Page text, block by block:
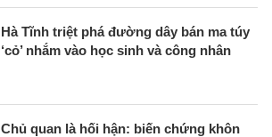
Hà Tĩnh triệt phá đường dây bán ma túy
‘cỏ’ nhắm vào học sinh và công nhân
Chủ quan là hối hận: biến chứng khôn